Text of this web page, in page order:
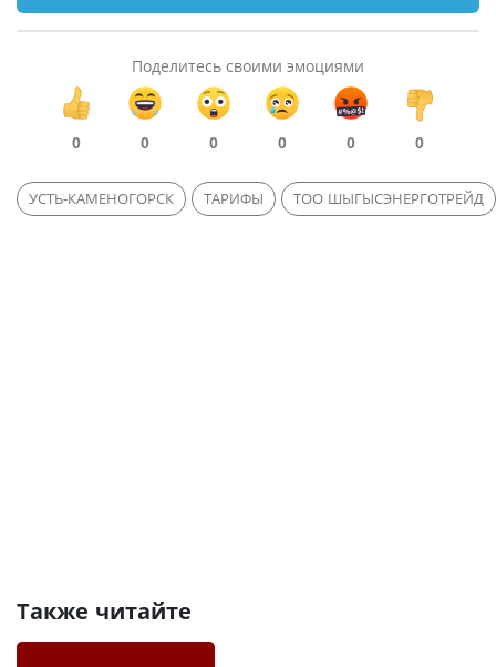
Поделитесь своими эмоциями
0 0 0 0 0 0
УСТЬ-КАМЕНОГОРСК ТАРИФЫ ТОО ШЫГЫСЭНЕРГОТРЕЙД
Также читайте